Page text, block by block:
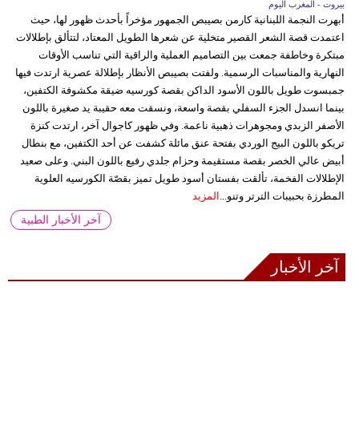
بيروت - المغرب اليوم
أبهرت النجمة اللبنانية كارمن بصيبص الجمهور مؤخراً بأحدث ظهور لها، حيث
اعتمدت قصة الشعر القصير متخلية عن شعرها الطويل المعتاد، لتتألق بإطلالات
مبتكرة وخاطفة جمعت بين التصاميم العملية والراقية التي تناسب الأوقات
النهارية والمناسبات الرسمية. ولفتت بصيبص الأنظار بإطلالة عصرية ارتدت فيها
جمبسوت طويل باللون الأسود الداكن بقصة كورسيه ضيقة مكشوفة الكتفين،
بينما انسدل الجزء السفلي بقصة واسعة، ونسقت معه حقيبة يد صغيرة باللون
الأصفر الزبدي ومجوهرات ذهبية ناعمة. وفي ظهور كاجوال آخر، ارتدت كنزة
تريكو باللون البيج الوردي بفتحة عنق مائلة كشفت عن أحد الكتفين، مع بنطال
أبيض عالي الخصر بقصة مستقيمة وحزام جلدي رفيع باللون البني. وعلى صعيد
الإطلالات الفخمة، تألقت بفستان أسود طويل تميز بقصّة الكورسيه العلوية
المطرزة بحبيبات الترتر وتنو... المزيد
آخر الأخبار الطبية
آخر الأخبار